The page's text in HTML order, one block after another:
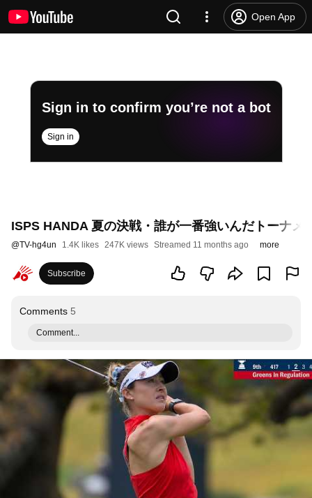
Open App
Sign in to confirm you’re not a bot
Sign in
ISPS HANDA 夏の決戦・誰が一番強いんだトーナ
@TV-hg4un 1.4K likes 247K views Streamed 11 months ago more
Subscribe
Comments 5
Comment...